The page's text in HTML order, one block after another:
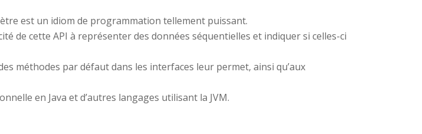
est un idiom de programmation tellement puissant.
de cette API à représenter des données séquentielles et indiquer si celles-ci
méthodes par défaut dans les interfaces leur permet, ainsi qu’aux
en Java et d’autres langages utilisant la JVM.